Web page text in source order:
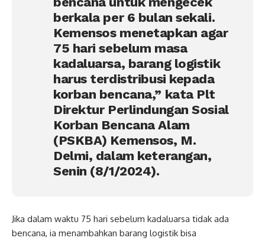
berkala per 6 bulan sekali.
Kemensos menetapkan agar
75 hari sebelum masa
kadaluarsa, barang logistik
harus terdistribusi kepada
korban bencana,” kata Plt
Direktur Perlindungan Sosial
Korban Bencana Alam
(PSKBA) Kemensos, M.
Delmi, dalam keterangan,
Senin (8/1/2024).
Jika dalam waktu 75 hari sebelum kadaluarsa tidak ada
bencana, ia menambahkan barang logistik bisa